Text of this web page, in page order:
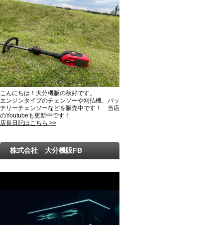
こんにちは！大分機販の秋好です。
エンジンタイプのチェンソーや刈払機、バッ
テリーチェンソーなどを販売中です！ 当店
のYoutubeも更新中です！
店長日記はこちら >>
株式会社 大分機販FB